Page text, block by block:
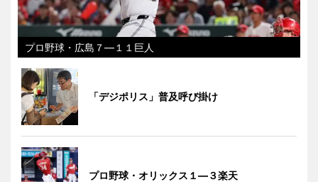
プロ野球・広島７―１１巨人
「デジポリス」普及呼び掛け
プロ野球・オリックス１―３楽天